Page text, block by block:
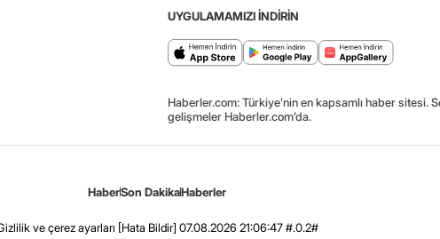
UYGULAMAMIZI İNDİRİN
Haberler.com: Türkiye’nin en kapsamlı haber sitesi.
gelişmeler Haberler.com’da.
HaberSon DakikaHaberler
ve çerez ayarları [Hata Bildir] 07.08.2026 21:06:47 #.0.2#